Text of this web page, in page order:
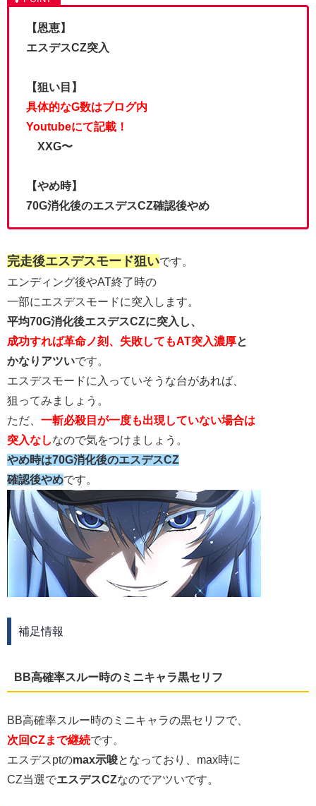
【恩恵】
エスデスCZ突入
【狙い目】
具体的なG数はブログ内
Youtubeにて記載！
XXG〜
【やめ時】
70G消化後のエスデスCZ確認後やめ
完走後エスデスモード狙いです。
エンディング後やAT終了時の
一部にエスデスモードに突入します。
平均70G消化後エスデスCZに突入し、
成功すれば革命ノ刻、 失敗してもAT突入濃厚と
かなりアツいです。
エスデスモードに入っていそうな台があれば、
狙ってみましょう。
ただ、 一斬必殺目が一度も出現していない場合は
突入なしなので気をつけましょう。
やめ時は70G消化後のエスデスCZ
確認後やめです。
補足情報
BB高確率スルー時のミニキャラ黒セリフ
BB高確率スルー時のミニキャラの黒セリフで、
次回CZまで継続です。
エスデスptのmax示唆となっており、max時に
CZ当選でエスデスCZなのでアツいです。